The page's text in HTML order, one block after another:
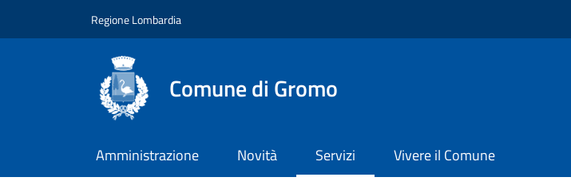
Regione Lombardia
Comune di Gromo
Amministrazione Novità Servizi Vivere il Comune